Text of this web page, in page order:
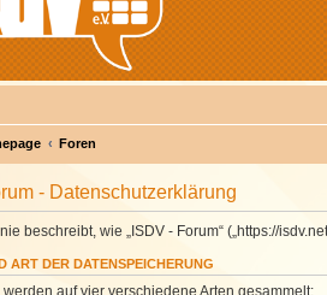
Foren
- Datenschutzerklärung
beschreibt, wie „ISDV - Forum“ („https://
ART DER DATENSPEICHERUNG